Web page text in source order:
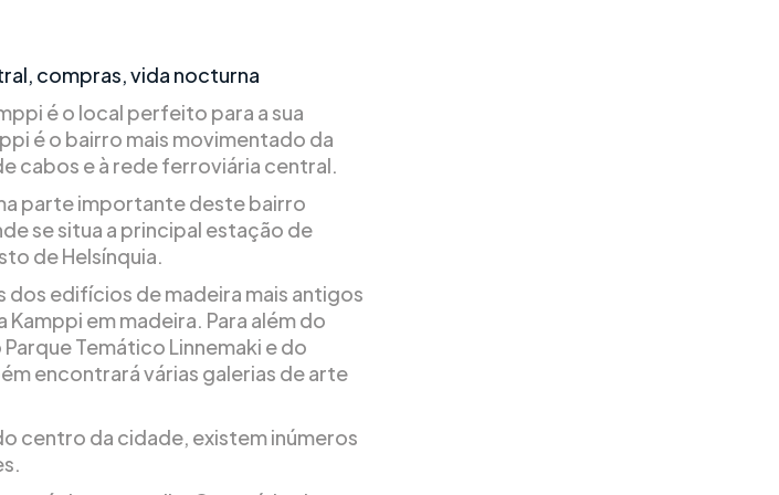
compras, vida nocturna
é o local perfeito para a sua
é o bairro mais movimentado da
cabos e à rede ferroviária central.
parte importante deste bairro
se situa a principal estação de
de Helsínquia.
dos edifícios de madeira mais antigos
Kamppi em madeira. Para além do
Temático Linnemaki e do
encontrará várias galerias de arte
centro da cidade, existem inúmeros